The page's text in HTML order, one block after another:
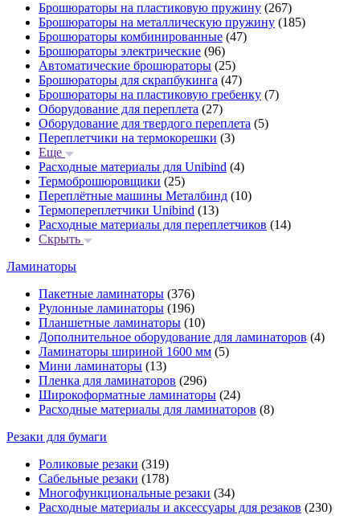
Брошюраторы на пластиковую пружину (267)
Брошюраторы на металлическую пружину (185)
Брошюраторы комбинированные (47)
Брошюраторы электрические (96)
Автоматические брошюраторы (25)
Брошюраторы для скрапбукинга (47)
Брошюраторы на пластиковую гребенку (7)
Оборудование для переплета (27)
Оборудование для твердого переплета (5)
Переплетчики на термокорешки (3)
Еще
Расходные материалы для Unibind (4)
Термоброшюровщики (25)
Переплётные машины Металбинд (10)
Термопереплетчики Unibind (13)
Расходные материалы для переплетчиков (14)
Скрыть
Ламинаторы
Пакетные ламинаторы (376)
Рулонные ламинаторы (196)
Планшетные ламинаторы (10)
Дополнительное оборудование для ламинаторов (4)
Ламинаторы шириной 1600 мм (5)
Мини ламинаторы (13)
Пленка для ламинаторов (296)
Широкоформатные ламинаторы (24)
Расходные материалы для ламинаторов (8)
Резаки для бумаги
Роликовые резаки (319)
Сабельные резаки (178)
Многофункциональные резаки (34)
Расходные материалы и аксессуары для резаков (230)